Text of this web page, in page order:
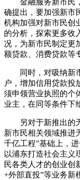
确提出，要加强新市
机构加强对新市民创
的分析，探索更多收
况，为新市民制定更
额贷款、消费贷款等
同时，对吸纳新
户，增加信用贷款投
须申领营业执照的个
业主，在同等条件下
另对于新推出的
新市民相关领域推进
千亿工程”基础上，
以浦东打造社会主义
民各类人才的创业创
+外部直投”等业务新